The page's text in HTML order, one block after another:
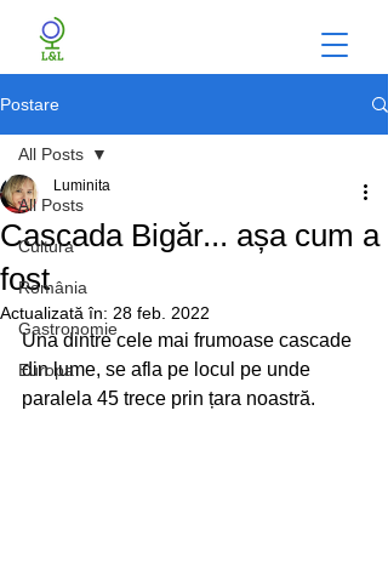
Postare
All Posts
Cultura
România
Gastronomie
Europa
All Posts
Cascada Bigăr... așa cum a
fost
Luminita
Actualizată în: 28 feb. 2022
Una dintre cele mai frumoase cascade
din lume, se afla pe locul pe unde
paralela 45 trece prin țara noastră.